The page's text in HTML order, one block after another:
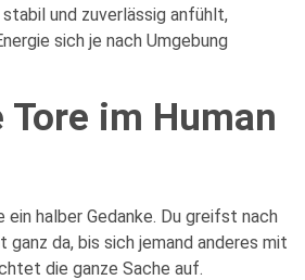
und zuverlässig anfühlt,
sich je nach Umgebung
Tore im Human
ein halber Gedanke. Du greifst nach
da, bis sich jemand anderes mit
die ganze Sache auf.